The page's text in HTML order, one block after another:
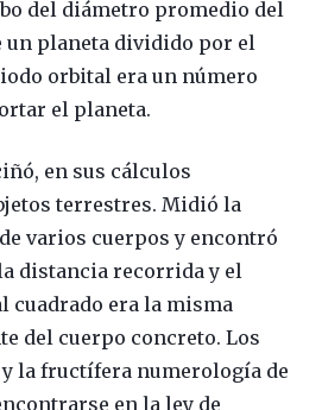
del diámetro promedio del
planeta dividido por el
orbital era un número
el planeta.
en sus cálculos
terrestres. Midió la
varios cuerpos y encontró
distancia recorrida y el
cuadrado era la misma
del cuerpo concreto. Los
la fructífera numerología de
en la ley de